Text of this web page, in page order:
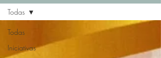
Todas
Iniciativas
Todas